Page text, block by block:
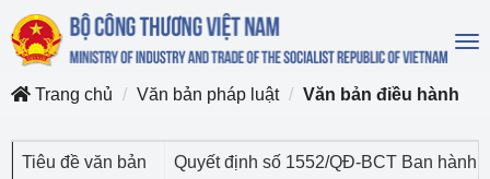
Trang chủ
Văn bản pháp luật Văn bản điều hành
Tiêu đề văn bản Quyết định số 1552/QĐ-BCT Ban hành